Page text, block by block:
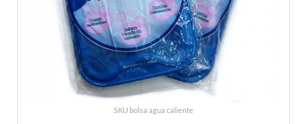
SKU bolsa agua caliente